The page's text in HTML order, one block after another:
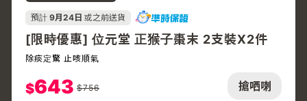
搶哂喇
預計 9月24日 或之前送貨
[限時優惠] 位元堂 正猴子棗末 2支裝X2件
除痰定驚 止咳順氣
$643 $756